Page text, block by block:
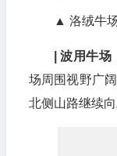
▲ 洛绒牛
| 波用牛场
场周围视野广
北侧山路继续